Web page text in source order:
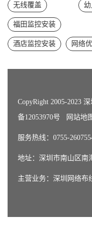
无线覆盖
福田监控安装
酒店监控安装 网络
CopyRight 2005-2023
备12053970号
网站地
服务热线：0755-
地址：深圳市南山区南
主营业务： 深圳网络布